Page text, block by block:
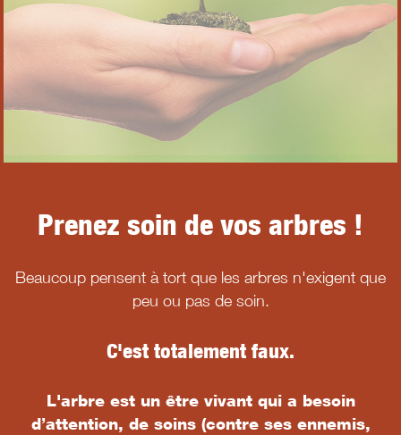
Prenez soin de vos arbres !
Beaucoup pensent à tort que les arbres n'exigent que
peu ou pas de soin.
C'est totalement faux.
L'arbre est un être vivant qui a besoin
d’attention, de soins (contre ses ennemis,